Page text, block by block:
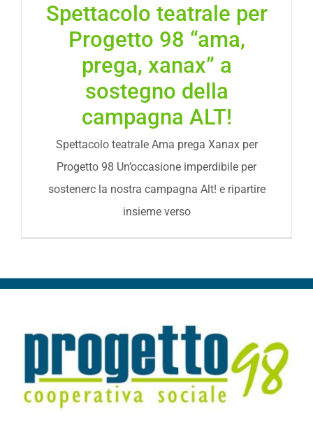
Spettacolo teatrale per
Progetto 98 “ama,
prega, xanax” a
sostegno della
campagna ALT!
Spettacolo teatrale Ama prega Xanax per
Progetto 98 Un’occasione imperdibile per
sostenerc la nostra campagna Alt! e ripartire
insieme verso